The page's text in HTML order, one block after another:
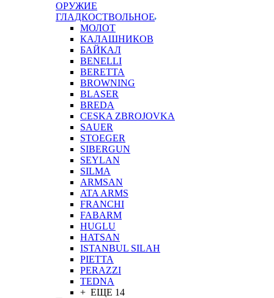
ОРУЖИЕ
ГЛАДКОСТВОЛЬНОЕ
МОЛОТ
КАЛАШНИКОВ
БАЙКАЛ
BENELLI
BERETTA
BROWNING
BLASER
BREDA
CESKA ZBROJOVKA
SAUER
STOEGER
SIBERGUN
SEYLAN
SILMA
ARMSAN
ATA ARMS
FRANCHI
FABARM
HUGLU
HATSAN
ISTANBUL SILAH
PIETTA
PERAZZI
TEDNA
+ ЕЩЕ 14